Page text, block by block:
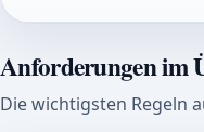
Anforderungen im
Die wichtigsten Regeln